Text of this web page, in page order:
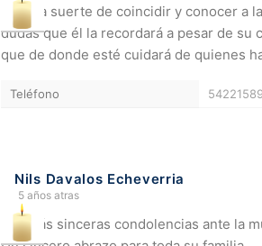
Tuve la suerte de coincidir y conocer a
dudas que él la recordará a pesar de su
que de donde esté cuidará de quienes
Teléfono
Nils Davalos Echeverria
5 años atras
Mis más sinceras condolencias ante la